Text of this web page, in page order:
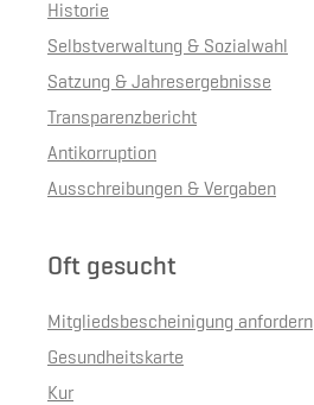
Historie
Selbstverwaltung & Sozialwahl
Satzung & Jahresergebnisse
Transparenzbericht
Antikorruption
Ausschreibungen & Vergaben
Oft gesucht
Mitgliedsbescheinigung anfordern
Gesundheitskarte
Kur